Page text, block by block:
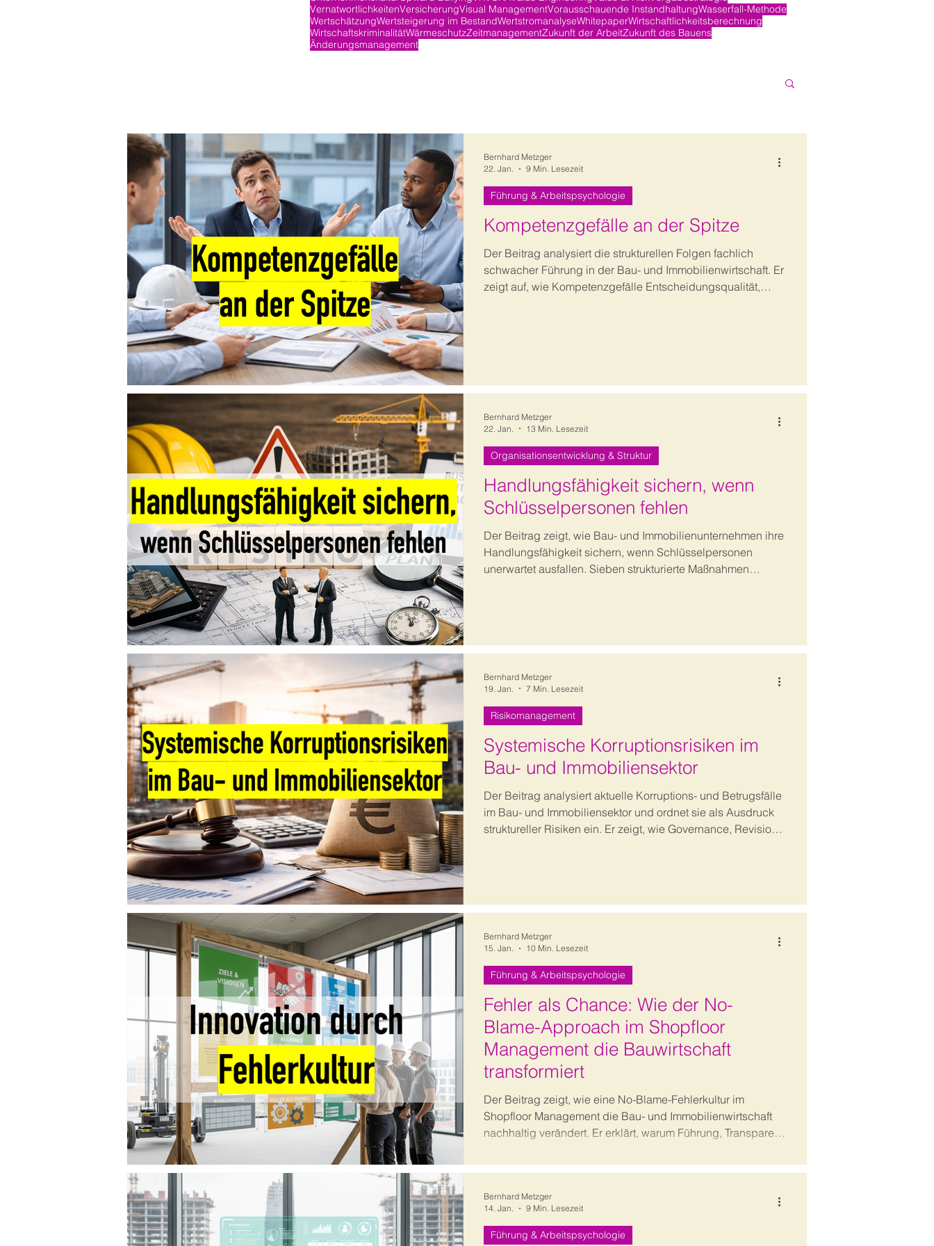
VernatwortlichkeitenVersicherungVisual ManagementVorausschauende InstandhaltungWasserfall-Methode
WertschätzungWertsteigerung im BestandWertstromanalyseWhitepaperWirtschaftlichkeitsberechnung
WirtschaftskriminalitätWärmeschutzZeitmanagementZukunft der ArbeitZukunft des Bauens
Änderungsmanagement
Kompetenzgefälle an der Spitze
Der Beitrag analysiert die strukturellen Folgen fachlich
schwacher Führung in der Bau- und Immobilienwirtschaft. Er
zeigt auf, wie Kompetenzgefälle Entscheidungsqualität,
Führung & Arbeitspsychologie
Bernhard Metzger
22. Jan.
9 Min. Lesezeit
Handlungsfähigkeit sichern, wenn
Schlüsselpersonen fehlen
Der Beitrag zeigt, wie Bau- und Immobilienunternehmen ihre
Handlungsfähigkeit sichern, wenn Schlüsselpersonen
unerwartet ausfallen. Sieben strukturierte Maßnahmen
Organisationsentwicklung & Struktur
Bernhard Metzger
22. Jan.
13 Min. Lesezeit
Systemische Korruptionsrisiken im
Bau- und Immobiliensektor
Der Beitrag analysiert aktuelle Korruptions- und Betrugsfälle
im Bau- und Immobiliensektor und ordnet sie als Ausdruck
struktureller Risiken ein. Er zeigt, wie Governance, Revision
Risikomanagement
Bernhard Metzger
19. Jan.
7 Min. Lesezeit
Fehler als Chance: Wie der No-
Blame-Approach im Shopfloor
Management die Bauwirtschaft
transformiert
Der Beitrag zeigt, wie eine No-Blame-Fehlerkultur im
Shopfloor Management die Bau- und Immobilienwirtschaft
nachhaltig verändert. Er erklärt, warum Führung, Transparenz
Qualität und Zukunftsfähigkeit sind.
Führung & Arbeitspsychologie
Bernhard Metzger
15. Jan.
10 Min. Lesezeit
Führung & Arbeitspsychologie
Bernhard Metzger
14. Jan.
9 Min. Lesezeit